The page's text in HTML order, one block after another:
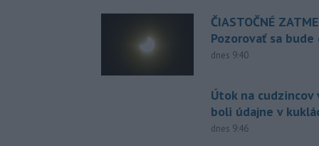
ČIASTOČNÉ
Pozorovať sa
dnes 9:40
Útok na
boli údajne v
dnes 9:46